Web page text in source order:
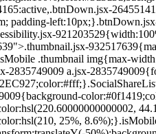
44.1%, 37.2%);}.SocialShareList.jsx-2835749009 a.ShareTwitter.jsx-2835749009:hover{background-color:hsl(196.60000000000002, 100%, 56.3%);}.SocialShareList.jsx-